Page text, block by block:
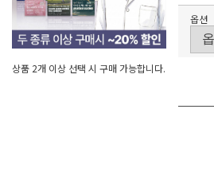
상품 2개 이상 선택 시 구매 가능합니다.
옵션